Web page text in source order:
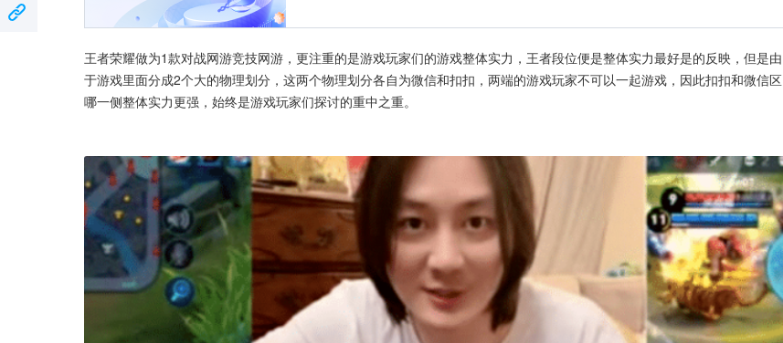
王者荣耀做为1款对战网游竞技网游，更注重的是游戏玩家们的游戏整体实力，王者段位便是整体实力最好是的反映，但是由
于游戏里面分成2个大的物理划分，这两个物理划分各自为微信和扣扣，两端的游戏玩家不可以一起游戏，因此扣扣和微信区
哪一侧整体实力更强，始终是游戏玩家们探讨的重中之重。